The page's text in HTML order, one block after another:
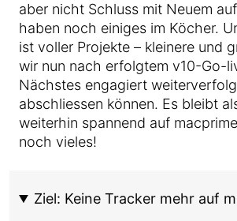
aber nicht Schluss mit Neuem
haben noch einiges im Köcher.
ist voller Projekte – kleinere und
wir nun nach erfolgtem v10-Go-
Nächstes engagiert
abschliessen können. Es bleibt
weiterhin spannend auf
noch vieles!
Ziel: Keine Tracker mehr auf